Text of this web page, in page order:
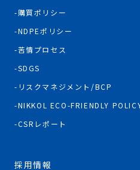
購買ポリシー
NDPEポリシー
苦情プロセス
SDGS
リスクマネジメント/BCP
NIKKOL ECO-FRIENDLY
CSRレポート
採用情報